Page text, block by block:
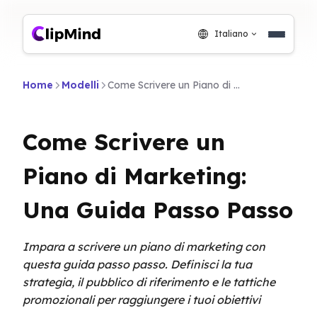
Italiano
Home Modelli Come Scrivere un Piano di Marketing: Una Guida Passo Passo
Come Scrivere un
Piano di Marketing:
Una Guida Passo Passo
Impara a scrivere un piano di marketing con
questa guida passo passo. Definisci la tua
strategia, il pubblico di riferimento e le tattiche
promozionali per raggiungere i tuoi obiettivi